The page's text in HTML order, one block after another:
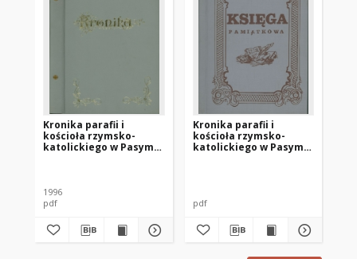
Kronika parafii i
kościoła rzymsko-
katolickiego w Pasymiu
1996
pdf
Kronika parafii i
kościoła rzymsko-
katolickiego w Pasymiu
pdf